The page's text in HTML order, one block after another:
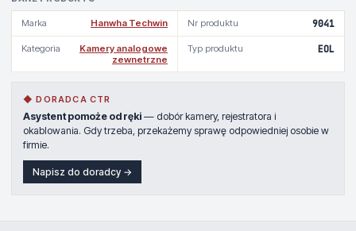
Marka Hanwha Techwin Nr produktu 9041
Kategoria
Kamery analogowe
zewnetrzne
Typ produktu EOL
◆ DORADCA CTR
Asystent pomoże od ręki — dobór kamery, rejestratora i
okablowania. Gdy trzeba, przekażemy sprawę odpowiedniej osobie w
firmie.
Napisz do doradcy →